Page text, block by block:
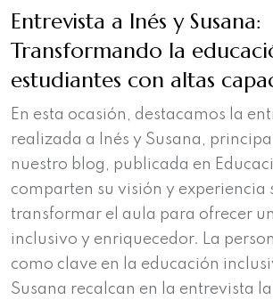
Entrevista a Inés y Susana:
Transformando la
estudiantes con altas
En esta ocasión, destacamos la
realizada a Inés y Susana,
nuestro blog, publicada en
comparten su visión y experiencia
transformar el aula para ofrecer
inclusivo y enriquecedor. La
como clave en la educación
Susana recalcan en la entrevista la